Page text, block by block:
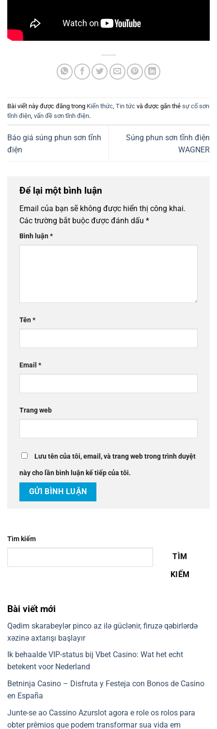
Bài viết này được đăng trong Kiến thức Tin tức và được gắn thẻ sự cố sơn
tĩnh điện vấn đề sơn tĩnh điện.
Báo giá súng phun sơn tĩnh
điện
Súng phun sơn tĩnh điện
WAGNER
Để lại một bình luận
Email của bạn sẽ không được hiển thị công khai.
Các trường bắt buộc được đánh dấu *
Bình luận*
Tên*
Email *
Trang web
Lưu tên của tôi, email, và trang web trong trình duyệt
này cho lần bình luận kế tiếp của tôi.
Tìm kiếm
TÌM
KIẾM
Bài viết mới
Qədim skarabeylər pinco az ilə güclənir, firuzə qəbirlərdə
xəzinə axtarışı başlayır
Ik behaalde VIP-status bij Vbet Casino: Wat het echt
betekent voor Nederland
Betninja Casino – Disfruta y Festeja con Bonos de Casino
en España
Junte-se ao Cassino Azurslot agora e role os rolos para
obter prêmios que podem transformar sua vida em